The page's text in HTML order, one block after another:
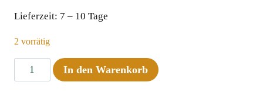
Lieferzeit: 7 – 10 Tage
2 vorrätig
Dischidia
kerrii
In den Warenkorb